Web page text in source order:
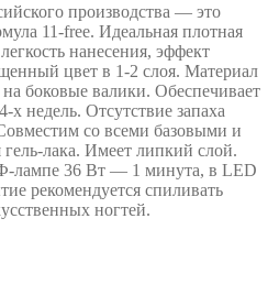
производства — это
11-free. Идеальная плотная
нанесения, эффект
цвет в 1-2 слоя. Материал
на боковые валики. Обеспечивает
х недель. Отсутствие запаха
со всеми базовыми и
лака. Имеет липкий слой.
лампе 36 Вт — 1 минута, в LED
рекомендуется спиливать
ногтей.